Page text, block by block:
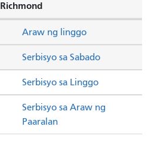
Richmond
Serbisyo sa Sabado
Serbisyo sa Linggo
Araw ng linggo
Serbisyo sa Araw ng
Paaralan